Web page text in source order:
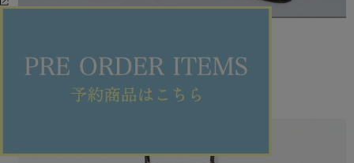
パンツ(ぱんつ) /
¥21,120
20%OFF